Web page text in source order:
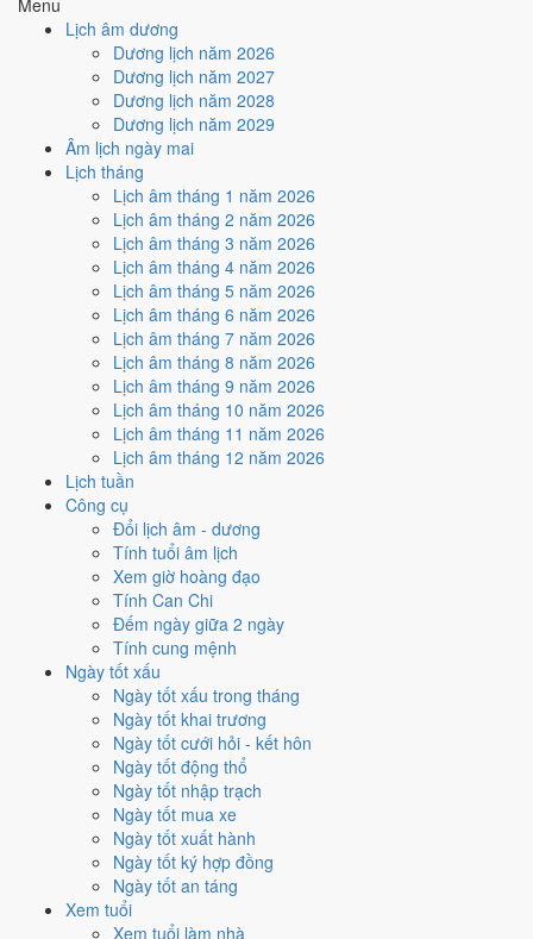
Lịch âm dương
Dương lịch năm 2026
Dương lịch năm 2027
Dương lịch năm 2028
Dương lịch năm 2029
Âm lịch ngày mai
Lịch tháng
Lịch âm tháng 1 năm 2026
Lịch âm tháng 2 năm 2026
Lịch âm tháng 3 năm 2026
Lịch âm tháng 4 năm 2026
Lịch âm tháng 5 năm 2026
Lịch âm tháng 6 năm 2026
Lịch âm tháng 7 năm 2026
Lịch âm tháng 8 năm 2026
Lịch âm tháng 9 năm 2026
Lịch âm tháng 10 năm 2026
Lịch âm tháng 11 năm 2026
Lịch âm tháng 12 năm 2026
Lịch tuần
Công cụ
Đổi lịch âm - dương
Tính tuổi âm lịch
Xem giờ hoàng đạo
Tính Can Chi
Đếm ngày giữa 2 ngày
Tính cung mệnh
Ngày tốt xấu
Ngày tốt xấu trong tháng
Ngày tốt khai trương
Ngày tốt cưới hỏi - kết hôn
Ngày tốt động thổ
Ngày tốt nhập trạch
Ngày tốt mua xe
Ngày tốt xuất hành
Ngày tốt ký hợp đồng
Ngày tốt an táng
Xem tuổi
Xem tuổi làm nhà
nhiều ngày tốt nhất?
Ngày tốt tháng 6/2026 dồn vềtuần 4 (22/6 - 28/6)
Tốt trở lên. Kém nhất làtuần 1 (1/6 - 7/6)
dịch được thì đặt việc lớn vào tuần 4, né tuần 1.
Muốn xem sát hơn từng ngày trong một tuần, mở
Bảng thống kê ngày tốt xấu theo tuần
Ngày dươngTốtXấuPhân bốĐánh giá
1/6 - 7/6 1 4
⚠️ Nhiều ngày xấu nhất
8/6 - 14/6 3 3
➖ Cân bằng
15/6 - 21/6 1 2
⚠️ Cần thận trọng
22/6 - 28/6 4 2
✅ Tốt nhất tháng
29/6 - 30/6 0 1 ⚠️ Cần thận trọng
Ngày nào đẹp nhất tháng 6/2026
để cưới hỏi, khai trương?
Mỗi việc chấm theo bộ Trực và sao 28 Tú riêng nên ngày đẹp của
từng việc không trùng nhau. Tháng 6/2026 rộng cửa nhất cho
17 ngày đạt từ 6/10, cao nhất là
.
🏪 Khai trương13 💍 Cưới hỏi13
✈️ Xuất hành 14 ✍️ Ký hợp đồng17
🏪 Khai trương- 13 ngày đạt từ 6/10 trở lên trong tháng 6/2026
1
T3 · 17/4 âm
Đinh Mùi
★★★★★ 10/10
T2 · 1/5 âm
Canh Thân
★★★★★ 10/10
3